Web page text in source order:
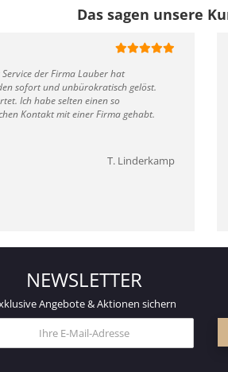
Das sagen unsere
der Firma Lauber hat
sofort und unbürokratisch gelöst.
Ich habe selten einen so
Kontakt mit einer Firma gehabt.
T. Linderkamp
NEWSLETTER
Angebote & Aktionen sichern